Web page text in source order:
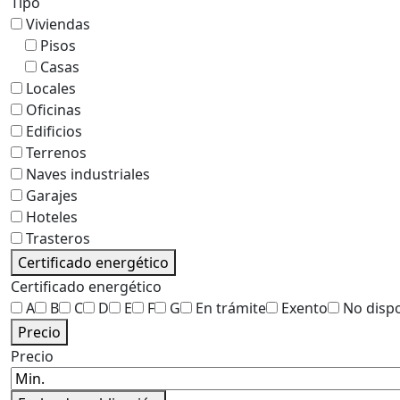
Viviendas
Pisos
Casas
Locales
Oficinas
Edificios
Terrenos
Naves industriales
Garajes
Hoteles
Trasteros
Certificado energético
Certificado energético
A
B C D E F G En trámite Exento
No
Precio
Precio